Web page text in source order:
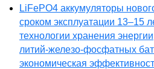
LiFePO4 аккумуляторы
сроком эксплуатации 13–15
технологии хранения
литий-железо-фосфатных
экономическая